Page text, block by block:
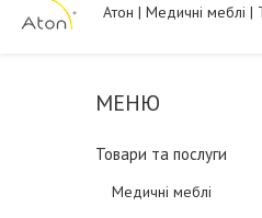
Атон | Медичні меблі |
Товари та послуги
Медичні меблі